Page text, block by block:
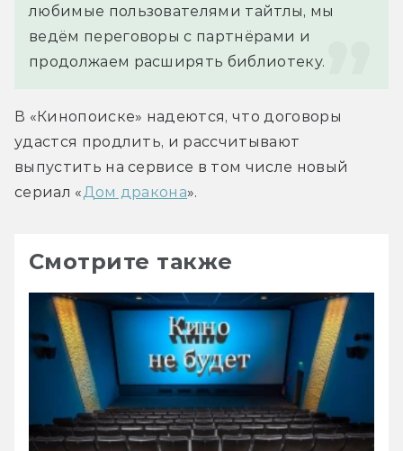
любимые пользователями тайтлы, мы
ведём переговоры с партнёрами и
продолжаем расширять библиотеку.
В «Кинопоиске» надеются, что договоры
удастся продлить, и рассчитывают
выпустить на сервисе в том числе новый
сериал « Дом дракона».
Смотрите также